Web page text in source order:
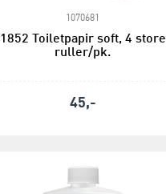
1070681
1852 Toiletpapir soft, 4 store
ruller/pk.
45,-